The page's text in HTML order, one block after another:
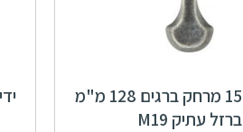
ידיות 15082 מרחק ברגים 128 מ"מ
ברזל עתיק M19